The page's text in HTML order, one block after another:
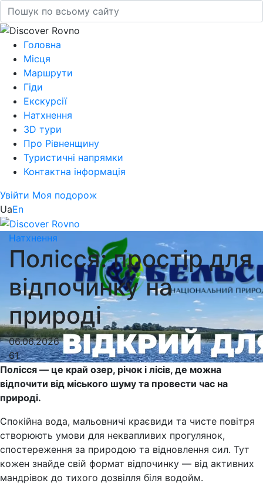
Головна
Місця
Маршрути
Гіди
Екскурсії
Натхнення
3D тури
Про Рівненщину
Туристичні напрямки
Контактна інформація
Увійти Моя подорож
UaEn
Натхнення
Полісся: простір для
відпочинку на
природі
06.06.2026
61
Полісся — це край озер, річок і лісів, де можна
відпочити від міського шуму та провести час на
природі.
Спокійна вода, мальовничі краєвиди та чисте повітря
створюють умови для неквапливих прогулянок,
спостереження за природою та відновлення сил. Тут
кожен знайде свій формат відпочинку — від активних
мандрівок до тихого дозвілля біля водойм.